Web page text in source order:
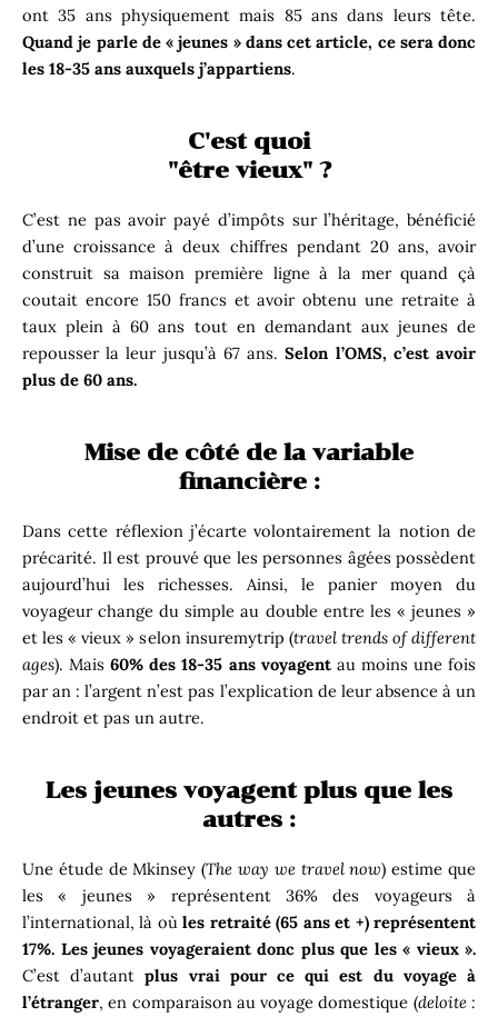
ont 35 ans physiquement mais 85 ans dans leurs tête.
Quand je parle de « jeunes » dans cet article, ce sera donc
les 18-35 ans auxquels j’appartiens.
C'est quoi
"être vieux" ?
C’est ne pas avoir payé d’impôts sur l’héritage, bénéficié
d’une croissance à deux chiffres pendant 20 ans, avoir
construit sa maison première ligne à la mer quand çà
coutait encore 150 francs et avoir obtenu une retraite à
taux plein à 60 ans tout en demandant aux jeunes de
repousser la leur jusqu’à 67 ans.Selon l’OMS, c’est avoir
plus de 60 ans.
Mise de côté de la variable
financière :
Dans cette réflexion j’écarte volontairement la notion de
précarité. Il est prouvé que les personnes âgées possèdent
aujourd’hui les richesses. Ainsi, le panier moyen du
voyageur change du simple au double entre les « jeunes »
et les « vieux » selon insuremytrip (travel trends of different
ages). Mais60% des 18-35 ans voyagentau moins une fois
par an : l’argent n’est pas l’explication de leur absence à un
endroit et pas un autre.
Les jeunes voyagent plus que les
autres :
Une étude de Mkinsey (The way we travel now) estime que
les « jeunes » représentent 36% des voyageurs à
l’international, là oùles retraité (65 ans et +) représentent
17%. Les jeunes voyageraient donc plus que les « vieux ».
C’est d’autantplus vrai pour ce qui est du voyage à
l’étranger, en comparaison au voyage domestique (deloite :